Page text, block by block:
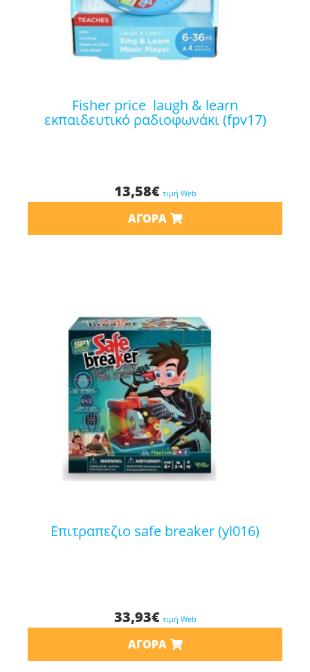
fisher price laugh & learn
εκπαιδευτικό ραδιοφωνάκι (fpv17)
13,58€ τιμή Web
ΑΓΟΡΆ
επιτραπεζιο safe breaker (yl016)
33,93€ τιμή Web
ΑΓΟΡΆ